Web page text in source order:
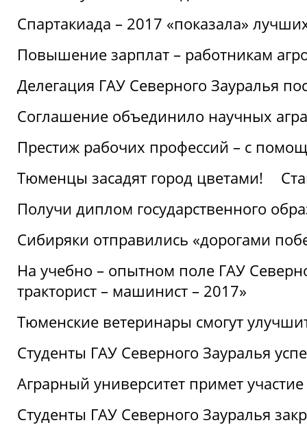
Спартакиада – 2017 «показала»
Повышение зарплат – работникам
Делегация ГАУ Северного Зауралья
Соглашение объединило научных
Престиж рабочих профессий – с
Тюменцы засадят город цветами!
Получи диплом государственного
Сибиряки отправились «дорогами
На учебно – опытном поле ГАУ
тракторист – машинист – 2017»
Тюменские ветеринары смогут
Студенты ГАУ Северного Зауралья
Аграрный университет примет
Студенты ГАУ Северного Зауралья